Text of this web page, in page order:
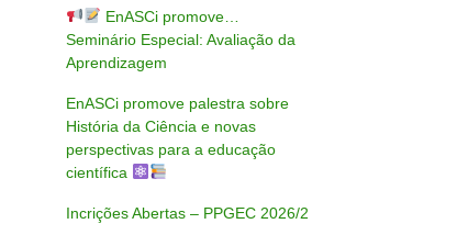
EnASCi promove…
Seminário Especial: Avaliação da
Aprendizagem
EnASCi promove palestra sobre
História da Ciência e novas
perspectivas para a educação
científica
Incrições Abertas – PPGEC 2026/2